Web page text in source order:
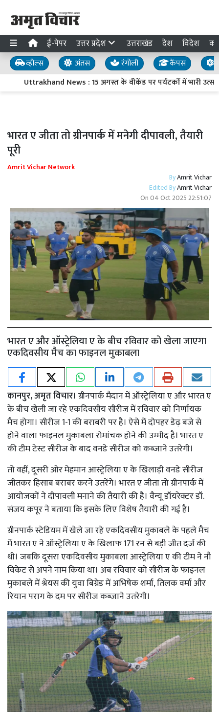
ई-पेपर उत्तर प्रदेश उत्तराखंड देश विदेश
व्हील्स अंतस रंगोली कैंपस
Uttrakhand News : 15 अगस्त के वीकेंड पर पर्यटकों में भारी
भारत ए जीता तो ग्रीनपार्क में मनेगी दीपावली, तैयारी
पूरी
Amrit Vichar Network
ByAmrit Vichar
Edited ByAmrit Vichar
On04 Oct 2025 22:51:07
भारत ए और ऑस्ट्रेलिया ए के बीच रविवार को खेला जाएगा
एकदिवसीय मैच का फाइनल मुकाबला
कानपुर, अमृत विचार। ग्रीनपार्क मैदान में ऑस्ट्रेलिया ए और भारत ए
के बीच खेली जा रहे एकदिवसीय सीरीज में रविवार को निर्णायक
मैच होगा। सीरीज 1-1 की बराबरी पर है। ऐसे में दोपहर डेढ़ बजे से
होने वाला फाइनल मुकाबला रोमांचक होने की उम्मीद है। भारत ए
की टीम टेस्ट सीरीज के बाद वनडे सीरीज को कब्जाने उतरेगी।
तो वहीं, दूसरी ओर मेहमान आस्ट्रेलिया ए के खिलाड़ी वनडे सीरीज
जीतकर हिसाब बराबर करने उतरेंगे। भारत ए जीता तो ग्रीनपार्क में
आयोजकों ने दीपावली मनाने की तैयारी की है। वैन्यू डॉयरेक्टर डॉ.
संजय कपूर ने बताया कि इसके लिए विशेष तैयारी की गई है।
ग्रीनपार्क स्टेडियम में खेले जा रहे एकदिवसीय मुकाबले के पहले मैच
में भारत ए ने ऑस्ट्रेलिया ए के खिलाफ 171 रन से बड़ी जीत दर्ज की
थी। जबकि दूसरा एकदिवसीय मुकाबला आस्ट्रेलिया ए की टीम ने नौ
विकेट से अपने नाम किया था। अब रविवार को सीरीज के फाइनल
मुकाबले में श्रेयस की युवा बिग्रेड में अभिषेक शर्मा, तिलक वर्मा और
रियान पराग के दम पर सीरीज कब्जाने उतरेगी।